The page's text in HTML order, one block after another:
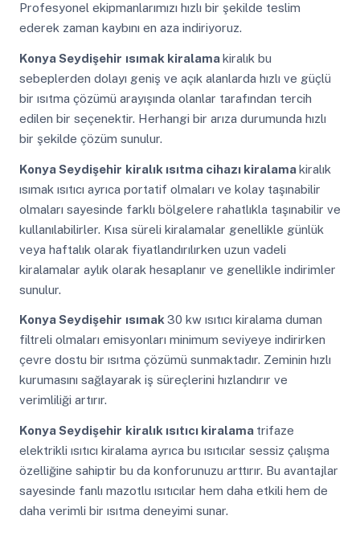
Profesyonel ekipmanlarımızı hızlı bir şekilde teslim
ederek zaman kaybını en aza indiriyoruz.
Konya Seydişehir ısımak kiralamakiralık bu
sebeplerden dolayı geniş ve açık alanlarda hızlı ve güçlü
bir ısıtma çözümü arayışında olanlar tarafından tercih
edilen bir seçenektir. Herhangi bir arıza durumunda hızlı
bir şekilde çözüm sunulur.
Konya Seydişehir kiralık ısıtma cihazı kiralamakiralık
ısımak ısıtıcı ayrıca portatif olmaları ve kolay taşınabilir
olmaları sayesinde farklı bölgelere rahatlıkla taşınabilir ve
kullanılabilirler. Kısa süreli kiralamalar genellikle günlük
veya haftalık olarak fiyatlandırılırken uzun vadeli
kiralamalar aylık olarak hesaplanır ve genellikle indirimler
sunulur.
Konya Seydişehir ısımak 30 kw ısıtıcı kiralama duman
filtreli olmaları emisyonları minimum seviyeye indirirken
çevre dostu bir ısıtma çözümü sunmaktadır. Zeminin hızlı
kurumasını sağlayarak iş süreçlerini hızlandırır ve
verimliliği artırır.
Konya Seydişehir kiralık ısıtıcı kiralama trifaze
elektrikli ısıtıcı kiralama ayrıca bu ısıtıcılar sessiz çalışma
özelliğine sahiptir bu da konforunuzu arttırır. Bu avantajlar
sayesinde fanlı mazotlu ısıtıcılar hem daha etkili hem de
daha verimli bir ısıtma deneyimi sunar.